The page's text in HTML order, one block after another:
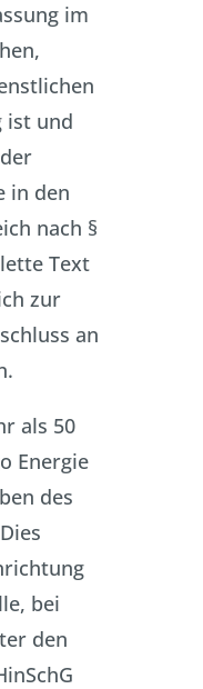
im
ist und
in den
nach §
Text
zur
an
als 50
Energie
des
bei
den